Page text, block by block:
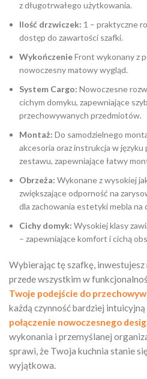
z długotrwałego użytkowania.
Ilość drzwiczek: 1 – praktyczne
dostęp do zawartości szafki.
WykończenieFront wykonany z
nowoczesny matowy wygląd.
System Cargo: Nowoczesne
cichym domyku, zapewniające
przechowywanych przedmiotów.
Montaż: Do samodzielnego
akcesoria oraz instrukcja w języku
zestawu, zapewniające łatwy
Obrzeża: Wykonane z wysokiej
zwiększające odporność na
dla zachowania estetyki mebla na
Cichy domyk: Wysokiej klasy
– zapewniające komfort i cichą
Wybierając tę szafkę,
przede wszystkim w
Twoje podejście do
każdą czynność bardziej
połączenie nowoczesnego
wykonania i przemyślanej
sprawi, że Twoja kuchnia stanie
wyjątkowa.